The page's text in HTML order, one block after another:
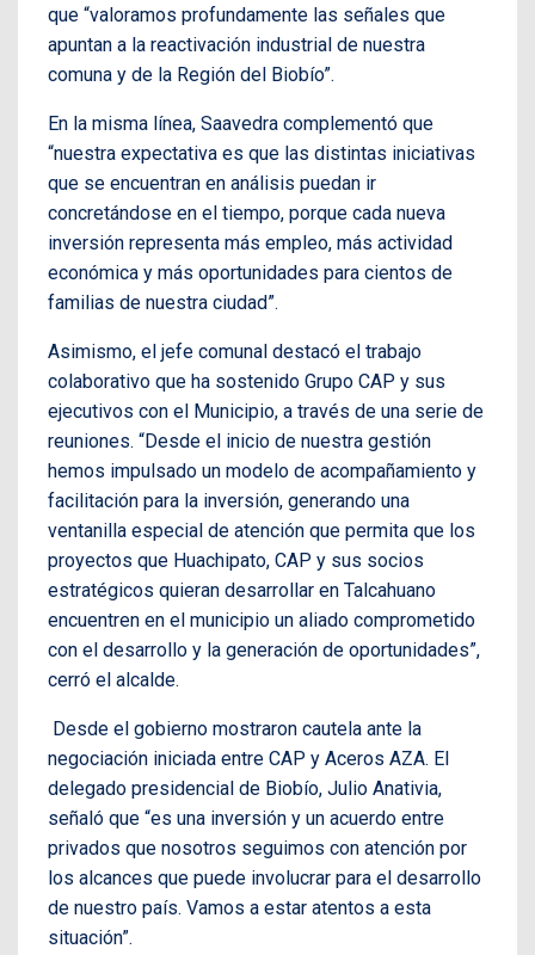
que “valoramos profundamente las señales que
apuntan a la reactivación industrial de nuestra
comuna y de la Región del Biobío”.
En la misma línea, Saavedra complementó que
“nuestra expectativa es que las distintas iniciativas
que se encuentran en análisis puedan ir
concretándose en el tiempo, porque cada nueva
inversión representa más empleo, más actividad
económica y más oportunidades para cientos de
familias de nuestra ciudad”.
Asimismo, el jefe comunal destacó el trabajo
colaborativo que ha sostenido Grupo CAP y sus
ejecutivos con el Municipio, a través de una serie de
reuniones. “Desde el inicio de nuestra gestión
hemos impulsado un modelo de acompañamiento y
facilitación para la inversión, generando una
ventanilla especial de atención que permita que los
proyectos que Huachipato, CAP y sus socios
estratégicos quieran desarrollar en Talcahuano
encuentren en el municipio un aliado comprometido
con el desarrollo y la generación de oportunidades”,
cerró el alcalde.
Desde el gobierno mostraron cautela ante la
negociación iniciada entre CAP y Aceros AZA. El
delegado presidencial de Biobío, Julio Anativia,
señaló que “es una inversión y un acuerdo entre
privados que nosotros seguimos con atención por
los alcances que puede involucrar para el desarrollo
de nuestro país. Vamos a estar atentos a esta
situación”.